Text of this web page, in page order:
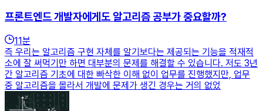
프론트엔드 개발자에게도 알고리즘 공부가 중요할까?
11분
즉 우리는 알고리즘 구현 자체를 알기보다는 제공되는 기능을 적재적
소에 잘 써먹기만 하면 대부분의 문제를 해결할 수 있습니다. 저도 3년
간 알고리즘 기초에 대한 빠삭한 이해 없이 업무를 진행했지만, 업무
중 알고리즘을 몰라서 개발에 문제가 생긴 경우는 거의 없었